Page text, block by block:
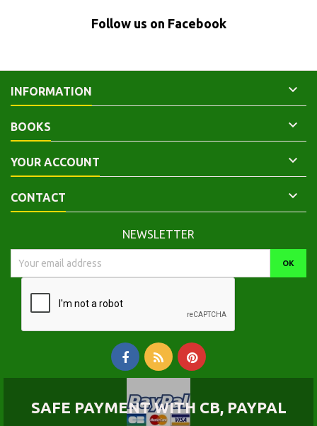
Follow us on Facebook
INFORMATION 
BOOKS 
YOUR ACCOUNT 
CONTACT 
NEWSLETTER
SAFE PAYMENT WITH CB, PAYPAL